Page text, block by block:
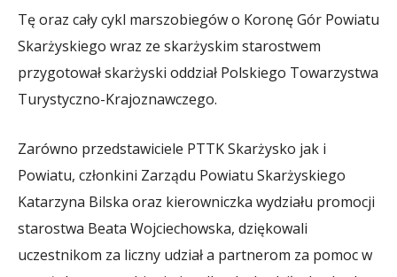
Tę oraz cały cykl marszobiegów o Koronę Gór Powiatu
Skarżyskiego wraz ze skarżyskim starostwem
przygotował skarżyski oddział Polskiego Towarzystwa
Turystyczno-Krajoznawczego.
Zarówno przedstawiciele PTTK Skarżysko jak i
Powiatu, członkini Zarządu Powiatu Skarżyskiego
Katarzyna Bilska oraz kierowniczka wydziału promocji
starostwa Beata Wojciechowska, dziękowali
uczestnikom za liczny udział a partnerom za pomoc w